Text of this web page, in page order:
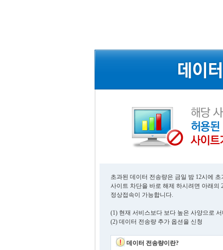
초과된 데이터 전송량은 금일 밤 12시에
사이트 차단을 바로 해제 하시려면 아래의
정상접속이 가능합니다.
(1) 현재 서비스보다 보다 높은 사양으로
(2) 데이터 전송량 추가 옵션을 신청
데이터 전송량이란?